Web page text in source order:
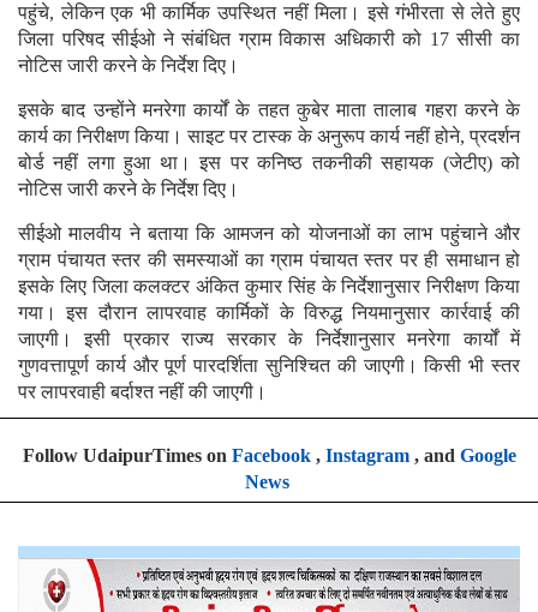
पहुंचे, लेकिन एक भी कार्मिक उपस्थित नहीं मिला। इसे गंभीरता से लेते हुए
जिला परिषद सीईओ ने संबंधित ग्राम विकास अधिकारी को 17 सीसी का
नोटिस जारी करने के निर्देश दिए।
इसके बाद उन्होंने मनरेगा कार्यों के तहत कुबेर माता तालाब गहरा करने के
कार्य का निरीक्षण किया। साइट पर टास्क के अनुरूप कार्य नहीं होने, प्रदर्शन
बोर्ड नहीं लगा हुआ था। इस पर कनिष्ठ तकनीकी सहायक (जेटीए) को
नोटिस जारी करने के निर्देश दिए।
सीईओ मालवीय ने बताया कि आमजन को योजनाओं का लाभ पहुंचाने और
ग्राम पंचायत स्तर की समस्याओं का ग्राम पंचायत स्तर पर ही समाधान हो
इसके लिए जिला कलक्टर अंकित कुमार सिंह के निर्देशानुसार निरीक्षण किया
गया। इस दौरान लापरवाह कार्मिकों के विरुद्ध नियमानुसार कार्रवाई की
जाएगी। इसी प्रकार राज्य सरकार के निर्देशानुसार मनरेगा कार्यों में
गुणवत्तापूर्ण कार्य और पूर्ण पारदर्शिता सुनिश्चित की जाएगी। किसी भी स्तर
पर लापरवाही बर्दाश्त नहीं की जाएगी।
Follow UdaipurTimes on Facebook, Instagram, and Google
News